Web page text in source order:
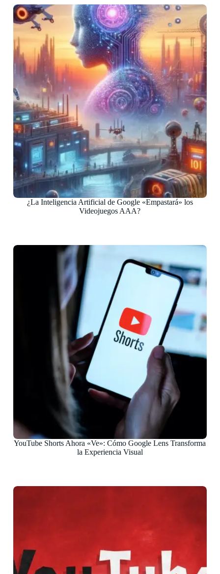
¿La Inteligencia Artificial de Google «Empastará» los
Videojuegos AAA?
YouTube Shorts Ahora «Ve»: Cómo Google Lens Transforma
la Experiencia Visual